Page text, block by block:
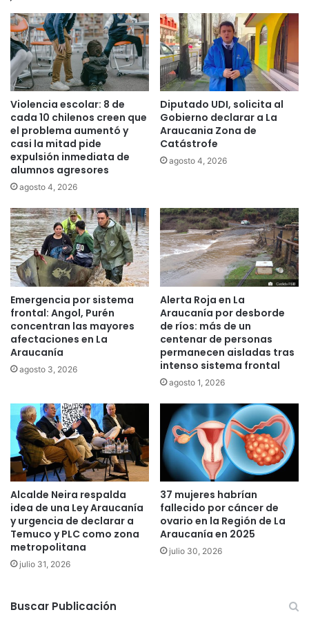
u
t
o
s
c
o
h
e
q
u
e
r
o
b
a
d
o
s
y
l
o
s
r
v
e
n
í
a
e
n
T
e
m
u
a
s
m
a
s
i
v
a
s
e
n
a
l
u
n
a
a
p
p
s
d
e
A
d
o
d
Violencia escolar: 8 de
cada 10 chilenos creen que
el problema aumentó y
casi la mitad pide
expulsión inmediata de
alumnos agresores
agosto 4, 2026
Diputado UDI, solicita al
Gobierno declarar a La
Araucania Zona de
Catástrofe
agosto 4, 2026
Emergencia por sistema
frontal: Angol, Purén
concentran las mayores
afectaciones en La
Araucanía
agosto 3, 2026
Alerta Roja en La
Araucanía por desborde
de ríos: más de un
centenar de personas
permanecen aisladas tras
intenso sistema frontal
agosto 1, 2026
Alcalde Neira respalda
idea de una Ley Araucanía
y urgencia de declarar a
Temuco y PLC como zona
metropolitana
julio 31, 2026
37 mujeres habrían
fallecido por cáncer de
ovario en la Región de La
Araucanía en 2025
julio 30, 2026
Buscar Publicación